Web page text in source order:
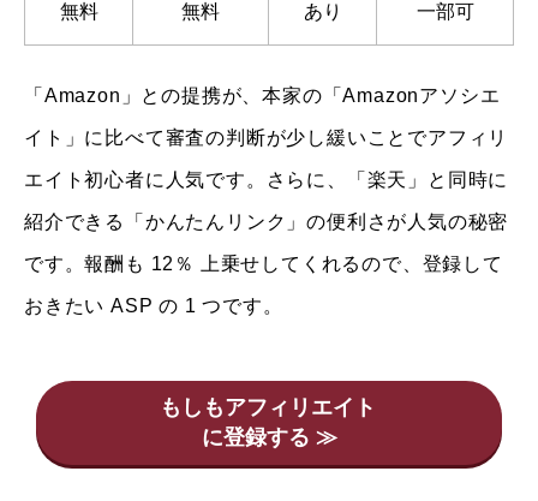
無料 無料 あり 一部可
「Amazon」との提携が、本家の「Amazonアソシエ
イト」に比べて審査の判断が少し緩いことでアフィリ
エイト初心者に人気です。さらに、「楽天」と同時に
紹介できる「かんたんリンク」の便利さが人気の秘密
です。報酬も 12％ 上乗せしてくれるので、登録して
おきたい ASP の 1 つです。
もしもアフィリエイト